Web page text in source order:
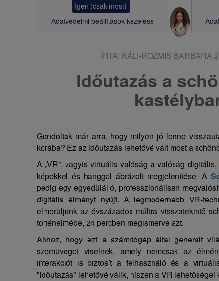
Igen (csak most)
Adatvédelmi beállítások kezelése
ÍRTA: KÁLI-ROZMIS BARBARA
Időutazás a
Gondoltak már arra, hogy milyen jó lenne
korába? Ez az időutazás lehetővé vált most a
A „VR”, vagyis virtuális valóság a valóság
képekkel és hanggal ábrázolt megjelenítése. A
pedig egy egyedülálló, professzionálisan
digitális élményt nyújt. A legmodernebb VR-
elmerüljünk az évszázados múltra visszatekintő
történelmébe, 24 percben megismerve azt.
Ahhoz, hogy ezt a számítógép által generált
szemüveget viselnek, amely nemcsak az
interakciót is biztosít a felhasználó és a
"időutazás" lehetővé válik, hiszen a VR lehetőségei